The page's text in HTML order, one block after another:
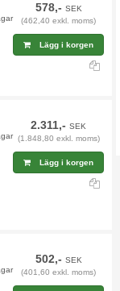
578,- SEK
(462,40 exkl. moms)
Lägg i korgen
2.311,-SEK
(1.848,80 exkl. moms)
Lägg i korgen
502,- SEK
(401,60 exkl. moms)